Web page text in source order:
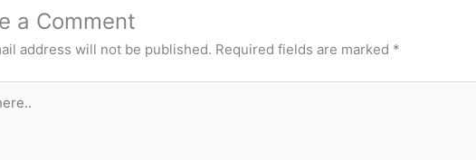
a Comment
address will not be published. Required fields are marked *